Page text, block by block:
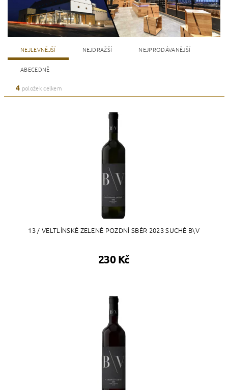
NEJLEVNĚJŠÍ NEJDRAŽŠÍ NEJPRODÁVANĚJŠÍ
ABECEDNĚ
4 položek celkem
13 / VELTLÍNSKÉ ZELENÉ POZDNÍ SBĚR 2023 SUCHÉ B\V
230 Kč